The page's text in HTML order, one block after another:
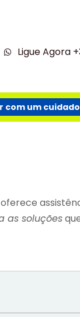
Ligue Agora
com um
as soluções